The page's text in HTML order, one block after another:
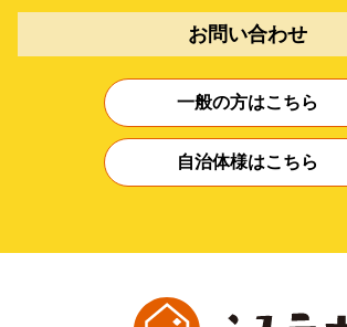
お問い合わせ
一般の方はこちら
自治体様はこちら